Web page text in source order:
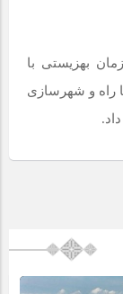
بهزیستی با
راه و شهرسازی